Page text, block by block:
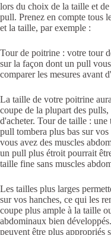
lors du choix de la taille et
pull. Prenez en compte tous
et la taille, par exemple :
Tour de poitrine : votre tour
sur la façon dont un pull
comparer les mesures avant
La taille de votre poitrine
coupe de la plupart des
d'acheter. Tour de taille : une
pull tombera plus bas sur
vous avez des muscles
un pull plus étroit pourrait
taille fine sans muscles
Les tailles plus larges
sur vos hanches, ce qui les
coupe plus ample à la taille
abdominaux bien développés.
peuvent être plus appropriés